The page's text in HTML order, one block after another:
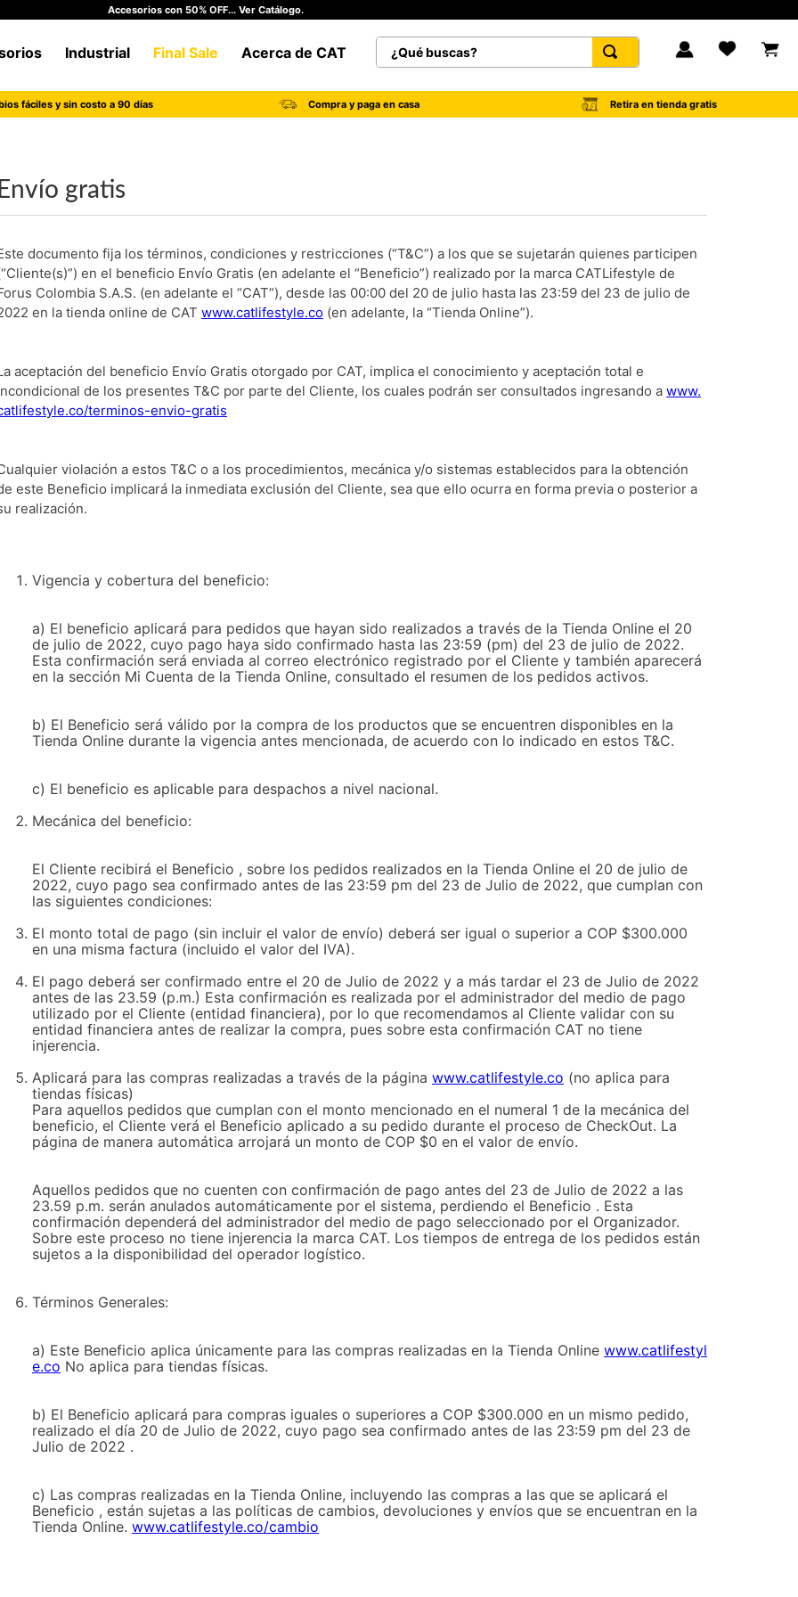
Accesorios con 50% OFF... Ver Catálogo.
Industrial Final Sale Acerca de CAT
¿Qué buscas?
fáciles y sin costo a 90 días Compra y paga en casa Retira en tienda gratis
Envío gratis
documento fija los términos, condiciones y restricciones (“T&C”) a los que se sujetarán quienes participen
en el beneficio Envío Gratis (en adelante el “Beneficio”) realizado por la marca CATLifestyle de
Colombia S.A.S. (en adelante el “CAT”), desde las 00:00 del 20 de julio hasta las 23:59 del 23 de julio de
en la tienda online de CAT www.catlifestyle.co (en adelante, la “Tienda Online”).
aceptación del beneficio Envío Gratis otorgado por CAT, implica el conocimiento y aceptación total e
de los presentes T&C por parte del Cliente, los cuales podrán ser consultados ingresando a www.
terminos-envio-gratis
violación a estos T&C o a los procedimientos, mecánica y/o sistemas establecidos para la obtención
este Beneficio implicará la inmediata exclusión del Cliente, sea que ello ocurra en forma previa o posterior a
realización.
Vigencia y cobertura del beneficio:
a) El beneficio aplicará para pedidos que hayan sido realizados a través de la Tienda Online el 20
de julio de 2022, cuyo pago haya sido confirmado hasta las 23:59 (pm) del 23 de julio de 2022.
Esta confirmación será enviada al correo electrónico registrado por el Cliente y también aparecerá
en la sección Mi Cuenta de la Tienda Online, consultado el resumen de los pedidos activos.
b) El Beneficio será válido por la compra de los productos que se encuentren disponibles en la
Tienda Online durante la vigencia antes mencionada, de acuerdo con lo indicado en estos T&C.
c) El beneficio es aplicable para despachos a nivel nacional.
Mecánica del beneficio:
El Cliente recibirá el Beneficio , sobre los pedidos realizados en la Tienda Online el 20 de julio de
2022, cuyo pago sea confirmado antes de las 23:59 pm del 23 de Julio de 2022, que cumplan con
las siguientes condiciones:
El monto total de pago (sin incluir el valor de envío) deberá ser igual o superior a COP $300.000
en una misma factura (incluido el valor del IVA).
El pago deberá ser confirmado entre el 20 de Julio de 2022 y a más tardar el 23 de Julio de 2022
antes de las 23.59 (p.m.) Esta confirmación es realizada por el administrador del medio de pago
utilizado por el Cliente (entidad financiera), por lo que recomendamos al Cliente validar con su
entidad financiera antes de realizar la compra, pues sobre esta confirmación CAT no tiene
injerencia.
Aplicará para las compras realizadas a través de la página www.catlifestyle.co (no aplica para
tiendas físicas)
Para aquellos pedidos que cumplan con el monto mencionado en el numeral 1 de la mecánica del
beneficio, el Cliente verá el Beneficio aplicado a su pedido durante el proceso de CheckOut. La
página de manera automática arrojará un monto de COP $0 en el valor de envío.
Aquellos pedidos que no cuenten con confirmación de pago antes del 23 de Julio de 2022 a las
23.59 p.m. serán anulados automáticamente por el sistema, perdiendo el Beneficio . Esta
confirmación dependerá del administrador del medio de pago seleccionado por el Organizador.
Sobre este proceso no tiene injerencia la marca CAT. Los tiempos de entrega de los pedidos están
sujetos a la disponibilidad del operador logístico.
Términos Generales:
a) Este Beneficio aplica únicamente para las compras realizadas en la Tienda Online www.catlifestyl
e.co No aplica para tiendas físicas.
b) El Beneficio aplicará para compras iguales o superiores a COP $300.000 en un mismo pedido,
realizado el día 20 de Julio de 2022, cuyo pago sea confirmado antes de las 23:59 pm del 23 de
Julio de 2022 .
c) Las compras realizadas en la Tienda Online, incluyendo las compras a las que se aplicará el
Beneficio , están sujetas a las políticas de cambios, devoluciones y envíos que se encuentran en la
Tienda Online. www.catlifestyle.co/cambio
1 botas hombre
tenis hombre
.
6. tenis
7. botas
9. camisetas hombre
10. tenis mujer